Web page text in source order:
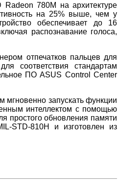
780M на архитектуре
на 25% выше, чем у
обеспечивает до 16
распознавание голоса,
отпечатков пальцев для
соответствия стандартам
ПО ASUS Control Center
мгновенно запускать функции
интеллектом с помощью
простого обновления памяти
STD-810H и изготовлен из